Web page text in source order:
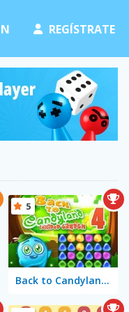
REGÍSTRATE
Back to Candyland 4: Lollipop Garden
5